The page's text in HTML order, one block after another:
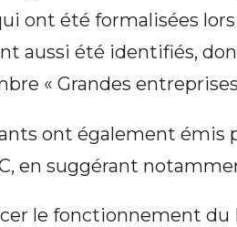
ont été formalisées
aussi été identifiés,
« Grandes
ont également émis
en suggérant
le fonctionnement du